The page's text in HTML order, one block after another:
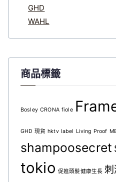
GHD
WAHL
商品標籤
Bosley CRONA fiole
GHD 現貨 hktv label Living Proof
shampoosecret
tokio 促進頭髮健康生長